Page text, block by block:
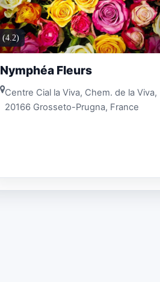
(4.2)
Nymphéa Fleurs
Centre Cial la Viva, Chem. de la Viva,
20166 Grosseto-Prugna, France